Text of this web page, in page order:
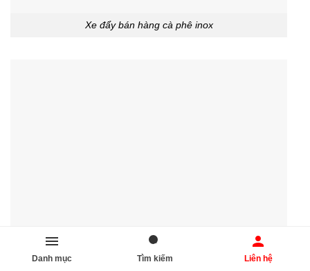
Xe đẩy bán hàng cà phê inox
Danh mục Tìm kiếm Liên hệ